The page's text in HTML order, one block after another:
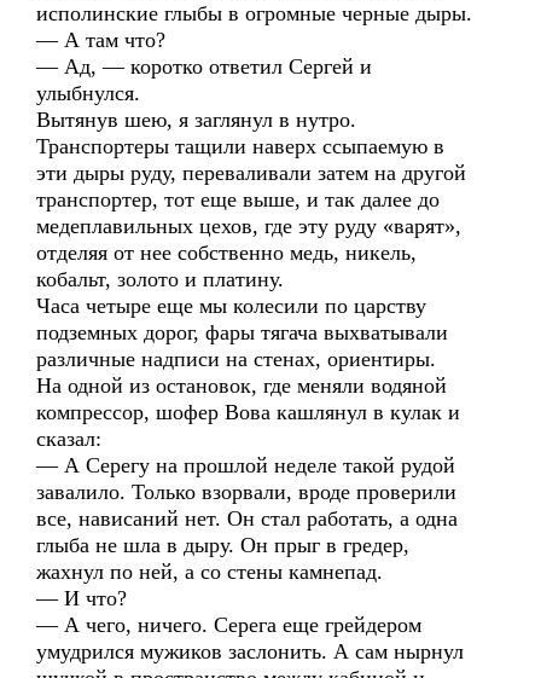
исполинские глыбы в огромные черные дыры.
— А там что?
— Ад, — коротко ответил Сергей и
улыбнулся.
Вытянув шею, я заглянул в нутро.
Транспортеры тащили наверх ссыпаемую в
эти дыры руду, переваливали затем на другой
транспортер, тот еще выше, и так далее до
медеплавильных цехов, где эту руду «варят»,
отделяя от нее собственно медь, никель,
кобальт, золото и платину.
Часа четыре еще мы колесили по царству
подземных дорог, фары тягача выхватывали
различные надписи на стенах, ориентиры.
На одной из остановок, где меняли водяной
компрессор, шофер Вова кашлянул в кулак и
сказал:
— А Серегу на прошлой неделе такой рудой
завалило. Только взорвали, вроде проверили
все, нависаний нет. Он стал работать, а одна
глыба не шла в дыру. Он прыг в гредер,
жахнул по ней, а со стены камнепад.
— И что?
— А чего, ничего. Серега еще грейдером
умудрился мужиков заслонить. А сам нырнул